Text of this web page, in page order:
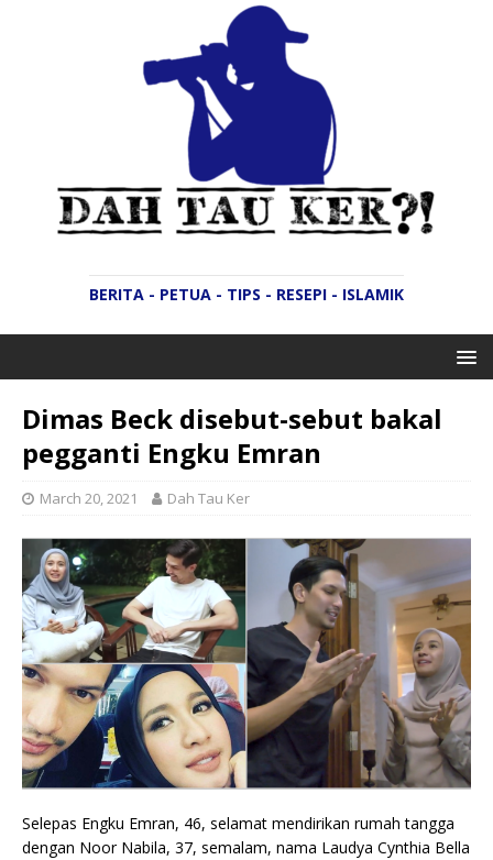
BERITA - PETUA - TIPS - RESEPI - ISLAMIK
Dimas Beck disebut-sebut bakal
pegganti Engku Emran
March 20, 2021 Dah Tau Ker
Selepas Engku Emran, 46, selamat mendirikan rumah tangga
dengan Noor Nabila, 37, semalam, nama Laudya Cynthia Bella